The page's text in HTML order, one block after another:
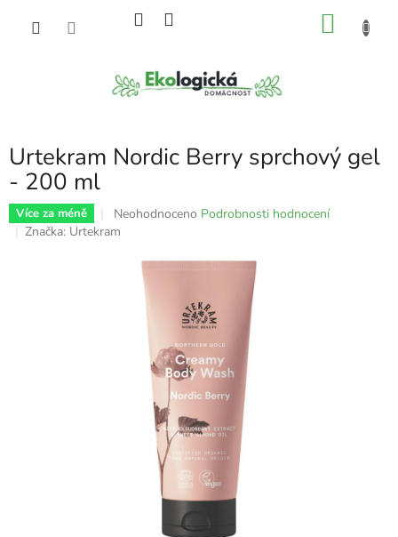
Urtekram Nordic Berry sprchový gel
- 200 ml
Více za méně
Průměrné
hodnocení
hvězdiček.
Neohodnoceno Podrobnosti hodnocení
Značka: Urtekram